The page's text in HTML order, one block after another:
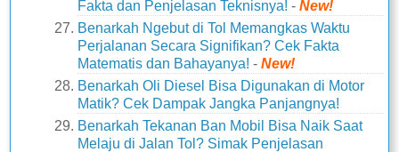
Fakta dan Penjelasan Teknisnya! -New!
Benarkah Ngebut di Tol Memangkas Waktu
Perjalanan Secara Signifikan? Cek Fakta
Matematis dan Bahayanya! -New!
Benarkah Oli Diesel Bisa Digunakan di Motor
Matik? Cek Dampak Jangka Panjangnya!
Benarkah Tekanan Ban Mobil Bisa Naik Saat
Melaju di Jalan Tol? Simak Penjelasan